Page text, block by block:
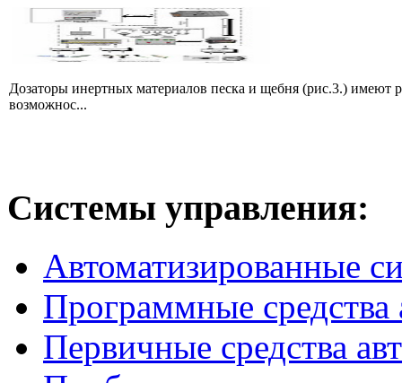
Дозаторы инертных материалов песка и щебня (рис.3.) имеют
возможнос...
Системы управления:
Автоматизированные
Программные средства
Первичные средства